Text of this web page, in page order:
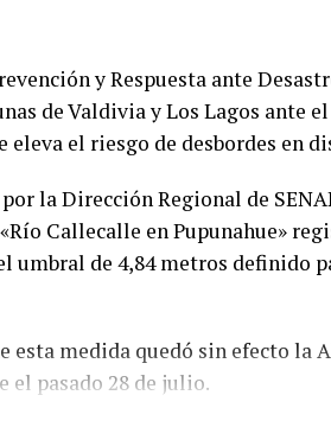
y Respuesta ante
de Valdivia y Los Lagos ante
el riesgo de desbordes en
la Dirección Regional de
Callecalle en Pupunahue»
umbral de 4,84 metros definido
esta medida quedó sin efecto la
el pasado 28 de julio.